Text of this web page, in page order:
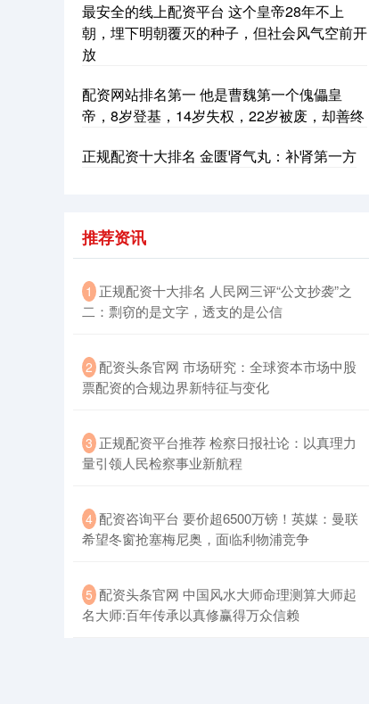
深证成指 14311.01 +200.89 +1.42%
沪深300
创业板指 3563.12 +47.56 +1.35%
最安全的线上配资平台 这个皇帝28年不上
朝，埋下明朝覆灭的种子，但社会风气空前开
放
配资网站排名第一 他是曹魏第一个傀儡皇
帝，8岁登基，14岁失权，22岁被废，却善终
正规配资十大排名 金匮肾气丸：补肾第一方
推荐资讯
1 ​正规配资十大排名 人民网三评“公文抄袭”之
二：剽窃的是文字，透支的是公信
2 ​配资头条官网 市场研究：全球资本市场中股
票配资的合规边界新特征与变化
3 ​正规配资平台推荐 检察日报社论：以真理力
量引领人民检察事业新航程
4 ​配资咨询平台 要价超6500万镑！英媒：曼联
希望冬窗抢塞梅尼奥，面临利物浦竞争
5 ​配资头条官网 中国风水大师命理测算大师起
名大师:百年传承以真修赢得万众信赖